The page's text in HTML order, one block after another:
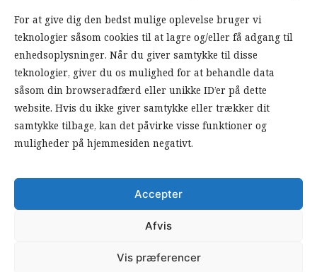
For at give dig den bedst mulige oplevelse bruger vi
teknologier såsom cookies til at lagre og/eller få adgang til
enhedsoplysninger. Når du giver samtykke til disse
teknologier, giver du os mulighed for at behandle data
såsom din browseradfærd eller unikke ID’er på dette
website. Hvis du ikke giver samtykke eller trækker dit
samtykke tilbage, kan det påvirke visse funktioner og
muligheder på hjemmesiden negativt.
Accepter
Afvis
Vis præferencer
OM ARBEJDEREN
SOUNDCLOUD RSS FEEDS
FØLG ARBEJDEREN